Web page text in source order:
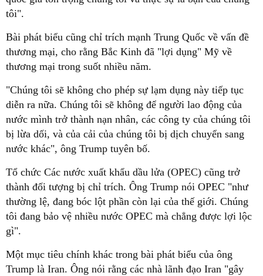
tôi".
Bài phát biểu cũng chỉ trích mạnh Trung Quốc về vấn đề
thương mại, cho rằng Bắc Kinh đã "lợi dụng" Mỹ về
thương mại trong suốt nhiều năm.
"Chúng tôi sẽ không cho phép sự lạm dụng này tiếp tục
diễn ra nữa. Chúng tôi sẽ không để người lao động của
nước mình trở thành nạn nhân, các công ty của chúng tôi
bị lừa dối, và của cải của chúng tôi bị dịch chuyển sang
nước khác", ông Trump tuyên bố.
Tổ chức Các nước xuất khẩu dầu lửa (OPEC) cũng trở
thành đối tượng bị chỉ trích. Ông Trump nói OPEC "như
thường lệ, đang bóc lột phần còn lại của thế giới. Chúng
tôi đang bảo vệ nhiều nước OPEC mà chẳng được lợi lộc
gì".
Một mục tiêu chính khác trong bài phát biểu của ông
Trump là Iran. Ông nói rằng các nhà lãnh đạo Iran "gây